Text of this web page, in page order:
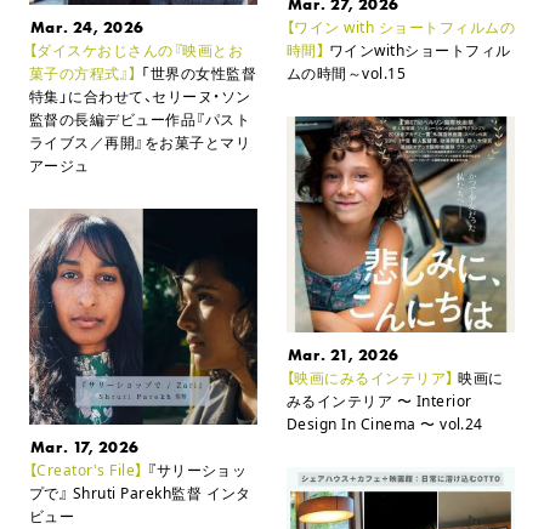
Mar. 27, 2026
【ワイン with ショートフィルムの
時間】 ワインwithショートフィル
ムの時間～vol.15
Mar. 24, 2026
【ダイスケおじさんの『映画とお
菓子の方程式』】 「世界の女性監督
特集」に合わせて、セリーヌ・ソン
監督の長編デビュー作品『パスト
ライブス／再開』をお菓子とマリ
アージュ
Mar. 21, 2026
【映画にみるインテリア】 映画に
みるインテリア 〜 Interior
Design In Cinema 〜 vol.24
Mar. 17, 2026
【Creator's File】 『サリーショッ
プで』 Shruti Parekh監督 インタ
ビュー